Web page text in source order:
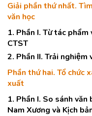
Giải phần thứ nhất.
văn học
1. Phần I. Từ tác
CTST
2. Phần II. Trải nghiệm
Phần thứ hai. Tổ chức
xuất
1. Phần I. So sánh
Nam Xương và Kịch